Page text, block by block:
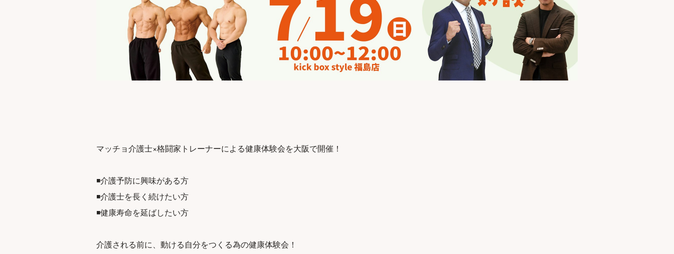
マッチョ介護士×格闘家トレーナーによる健康体験会を大阪で開催！
◾️介護予防に興味がある方
◾️介護士を長く続けたい方
◾️健康寿命を延ばしたい方
介護される前に、動ける自分をつくる為の健康体験会！